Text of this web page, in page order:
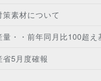
素材について
量・・前年同月比100超
5月度確報